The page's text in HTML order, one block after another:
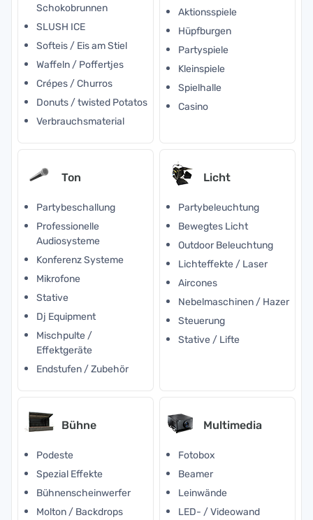
Schokobrunnen
SLUSH ICE
Softeis / Eis am Stiel
Waffeln / Poffertjes
Crépes / Churros
Donuts / twisted Potatos
Verbrauchsmaterial
Aktionsspiele
Hüpfburgen
Partyspiele
Kleinspiele
Spielhalle
Casino
Ton
Partybeschallung
Professionelle
Audiosysteme
Konferenz Systeme
Mikrofone
Stative
Dj Equipment
Mischpulte /
Effektgeräte
Endstufen / Zubehör
Licht
Partybeleuchtung
Bewegtes Licht
Outdoor Beleuchtung
Lichteffekte / Laser
Aircones
Nebelmaschinen / Hazer
Steuerung
Stative / Lifte
Bühne
Podeste
Spezial Effekte
Bühnenscheinwerfer
Molton / Backdrops
Multimedia
Fotobox
Beamer
Leinwände
LED- / Videowand